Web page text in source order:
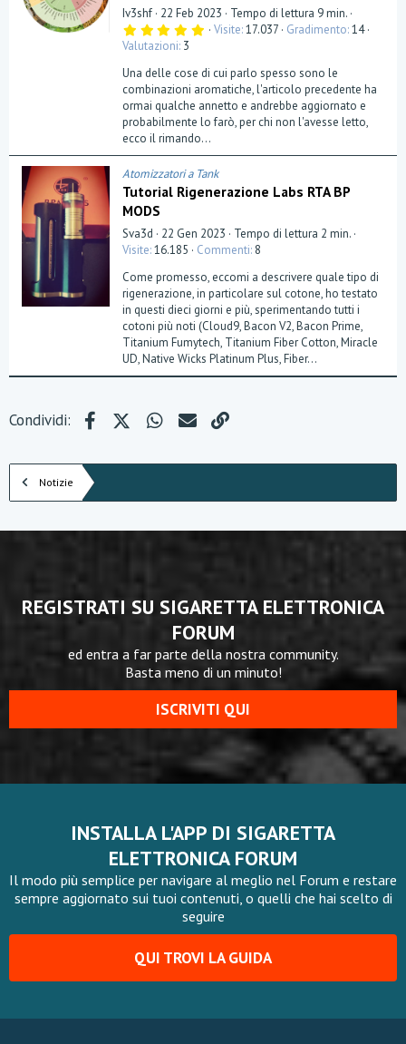
Iv3shf 22 Feb 2023
Tempo di lettura 9 min.
5
0
s
t
e
l
l
(
e
)
Visite 17.037 Gradimento 14
Valutazioni 3
Una delle cose di cui parlo spesso sono le
combinazioni aromatiche, l'articolo precedente ha
ormai qualche annetto e andrebbe aggiornato e
probabilmente lo farò, per chi non l'avesse letto,
ecco il rimando...
Atomizzatori a Tank
Tutorial Rigenerazione Labs RTA BP
MODS
Sva3d 22 Gen 2023
Tempo di lettura 2 min.
Visite 16.185 Commenti 8
Come promesso, eccomi a descrivere quale tipo di
rigenerazione, in particolare sul cotone, ho testato
in questi dieci giorni e più, sperimentando tutti i
cotoni più noti (Cloud9, Bacon V2, Bacon Prime,
Titanium Fumytech, Titanium Fiber Cotton, Miracle
UD, Native Wicks Platinum Plus, Fiber...
Condividi: FacebookX (Twitter)WhatsApp
e-mail
Notizie
REGISTRATI SU SIGARETTA ELETTRONICA
FORUM
ed entra a far parte della nostra community.
Basta meno di un minuto!
ISCRIVITI QUI
INSTALLA L'APP DI SIGARETTA
ELETTRONICA FORUM
Il modo più semplice per navigare al meglio nel Forum e restare
sempre aggiornato sui tuoi contenuti, o quelli che hai scelto di
seguire
QUI TROVI LA GUIDA